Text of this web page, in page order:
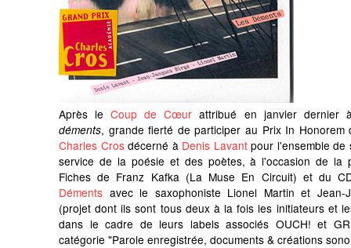
Après leCoup de Cœur attribué en janvier dernier
déments, grande fierté de participer au Prix In Honorem
Charles Crosdécerné à Denis Lavantpour l'ensemble de
service de la poésie et des poètes, à l'occasion de la
Fiches de Franz Kafka (La Muse En Circuit) et du
Déments avec le saxophoniste Lionel Martin et Jean-
(projet dont ils sont tous deux à la fois les initiateurs et
dans le cadre de leurs labels associés OUCH! et
catégorie "Parole enregistrée, documents & créations